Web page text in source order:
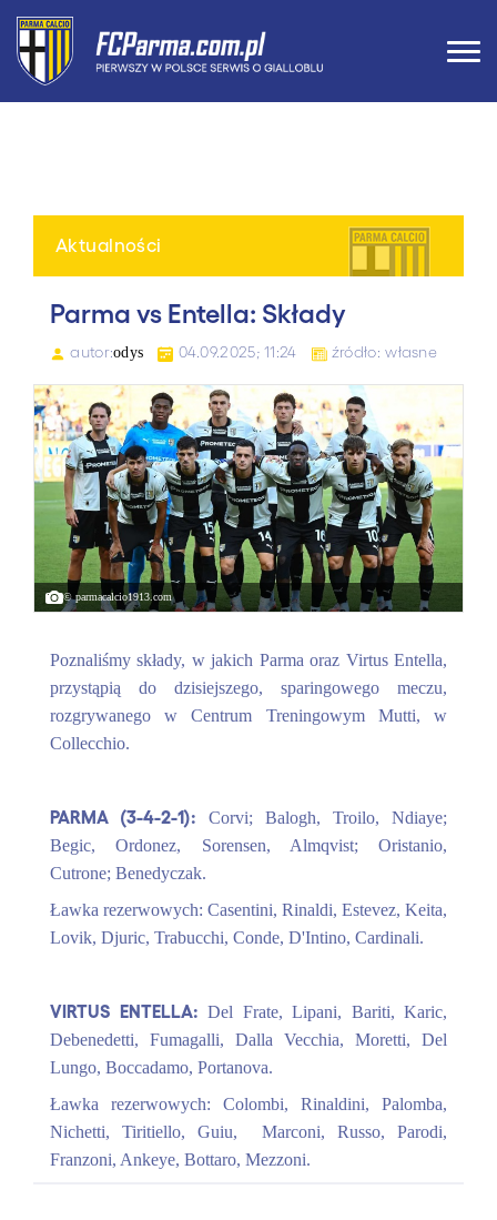
Aktualności
Parma vs Entella: Składy
autor:odys 04.09.2025; 11:24 źródło: własne
© parmacalcio1913.com
Poznaliśmy składy, w jakich Parma oraz Virtus Entella,
przystąpią do dzisiejszego, sparingowego meczu,
rozgrywanego w Centrum Treningowym Mutti, w
Collecchio.
PARMA (3-4-2-1): Corvi; Balogh, Troilo, Ndiaye;
Begic, Ordonez, Sorensen, Almqvist; Oristanio,
Cutrone; Benedyczak.
Ławka rezerwowych: Casentini, Rinaldi, Estevez, Keita,
Lovik, Djuric, Trabucchi, Conde, D'Intino, Cardinali.
VIRTUS ENTELLA: Del Frate, Lipani, Bariti, Karic,
Debenedetti, Fumagalli, Dalla Vecchia, Moretti, Del
Lungo, Boccadamo, Portanova.
Ławka rezerwowych: Colombi, Rinaldini, Palomba,
Nichetti, Tiritiello, Guiu, Marconi, Russo, Parodi,
Franzoni, Ankeye, Bottaro, Mezzoni.